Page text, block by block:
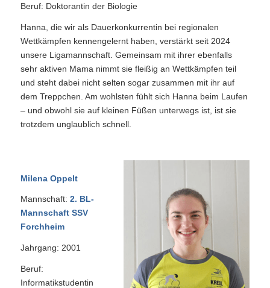
Beruf: Doktorantin der Biologie
Hanna, die wir als Dauerkonkurrentin bei regionalen
Wettkämpfen kennengelernt haben, verstärkt seit 2024
unsere Ligamannschaft. Gemeinsam mit ihrer ebenfalls
sehr aktiven Mama nimmt sie fleißig an Wettkämpfen teil
und steht dabei nicht selten sogar zusammen mit ihr auf
dem Treppchen. Am wohlsten fühlt sich Hanna beim Laufen
– und obwohl sie auf kleinen Füßen unterwegs ist, ist sie
trotzdem unglaublich schnell.
Milena Oppelt
Mannschaft: 2. BL-
Mannschaft SSV
Forchheim
Jahrgang: 2001
Beruf:
Informatikstudentin